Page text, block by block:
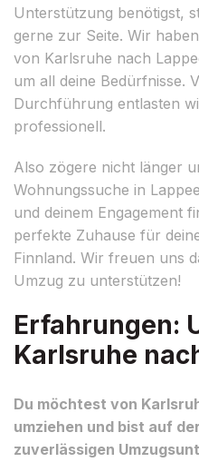
Unterstützung benötigst,
gerne zur Seite. Wir
von Karlsruhe nach
um all deine Bedürfnisse.
Durchführung entlasten
professionell.
Also zögere nicht länger
Wohnungssuche in
und deinem Engagement
perfekte Zuhause für
Finnland. Wir freuen uns
Umzug zu unterstützen!
Erfahrungen:
Karlsruhe
Du möchtest von
umziehen und bist auf
zuverlässigen